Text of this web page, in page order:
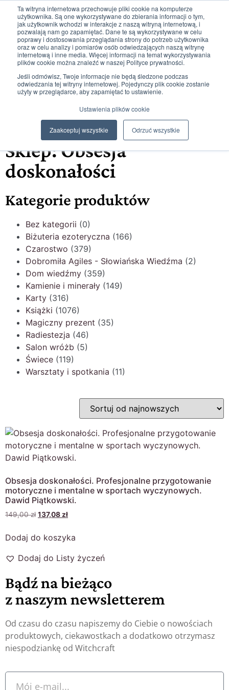
Ta witryna internetowa przechowuje pliki cookie na komputerze
użytkownika. Są one wykorzystywane do zbierania informacji o tym,
jak użytkownik wchodzi w interakcje z naszą witryną internetową, i
pozwalają nam go zapamiętać. Dane te są wykorzystywane w celu
poprawy i dostosowania przeglądania strony do potrzeb użytkownika
oraz w celu analizy i pomiarów osób odwiedzających naszą witrynę
internetową i inne media. Więcej informacji na temat wykorzystywania
plików cookie można znaleźć w naszej Polityce prywatności.
Jeśli odmówisz, Twoje informacje nie będą śledzone podczas
odwiedzania tej witryny internetowej. Pojedynczy plik cookie zostanie
użyty w przeglądarce, aby zapamiętać to ustawienie.
Ustawienia plików cookie
Zaakceptuj wszystkie Odrzuć wszystkie
Sklep: Obsesja
doskonałości
Kategorie produktów
Bez kategorii (0)
Biżuteria ezoteryczna (166)
Czarostwo (379)
Dobromiła Agiles - Słowiańska Wiedźma (2)
Dom wiedźmy (359)
Kamienie i minerały (149)
Karty (316)
Książki (1076)
Magiczny prezent (35)
Radiestezja (46)
Salon wróżb (5)
Świece (119)
Warsztaty i spotkania (11)
Obsesja doskonałości. Profesjonalne przygotowanie
motoryczne i mentalne w sportach wyczynowych.
Dawid Piątkowski.
149,00zł 137,08 zł
Dodaj do koszyka
Dodaj do Listy życzeń
Bądź na bieżąco
z naszym newsletterem
Od czasu do czasu napiszemy do Ciebie o nowościach
produktowych, ciekawostkach a dodatkowo otrzymasz
niespodziankę od Witchcraft